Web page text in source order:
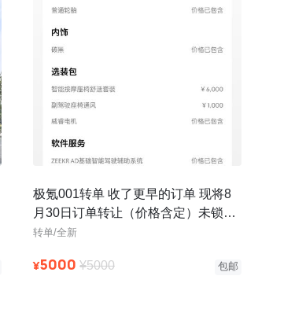
极氪001转单 收了更早的订单 现将8
月30日订单转让（价格含定）未锁单
可自由改配置 今年底左右可
转单/全新
¥5000 ¥5000 包邮